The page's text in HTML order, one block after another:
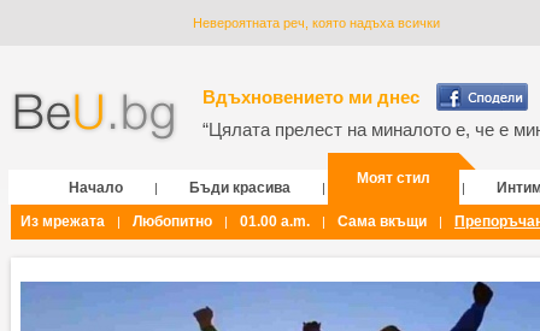
Невероятната реч, която надъха всички
Вдъхновението ми днес
“Цялата прелест на миналото е, че е
Начало | Бъди красива |
Моят стил
|
Из мрежата
| Любопитно | 01.00 a.m. | Сама вкъщи |